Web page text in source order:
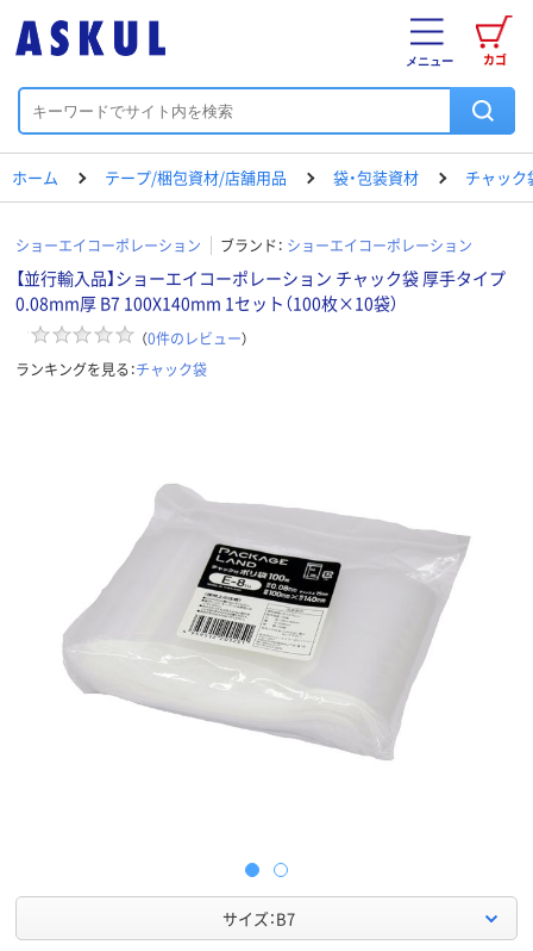
カゴ
メニュー
ホーム テープ/梱包資材/店舗用品 袋・包装資材 チャック
ショーエイコーポレーション ブランド： ショーエイコーポレーション
【並行輸入品】ショーエイコーポレーション チャック袋 厚手タイプ
0.08mm厚 B7 100X140mm 1セット（100枚×10袋）
（0件のレビュー）
ランキングを見る：チャック袋
サイズ：B7